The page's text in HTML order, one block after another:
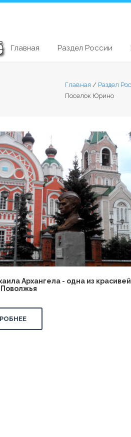
Главная Раздел России
Главная / Раздел
Поселок Юрино
Архангела - одна из